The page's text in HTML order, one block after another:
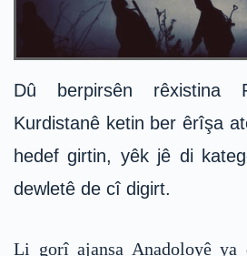
Dû berpirsên rêxistina
Kurdistanê ketin ber êrîşa
hedef girtin, yêk jê di
dewletê de cî digirt.
Li gorî ajansa Anadoloyê ya